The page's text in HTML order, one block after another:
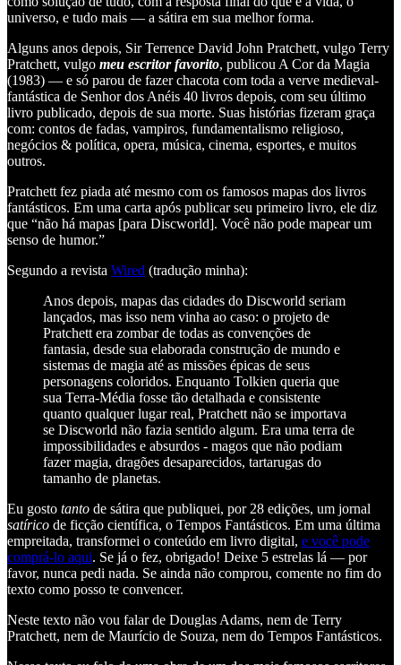
universo, e tudo mais — a sátira em sua melhor forma.
Alguns anos depois, Sir Terrence David John Pratchett, vulgo Terry
Pratchett, vulgo meu escritor favorito, publicou A Cor da Magia
(1983) — e só parou de fazer chacota com toda a verve medieval-
fantástica de Senhor dos Anéis 40 livros depois, com seu último
livro publicado, depois de sua morte. Suas histórias fizeram graça
com: contos de fadas, vampiros, fundamentalismo religioso,
negócios & política, opera, música, cinema, esportes, e muitos
outros.
Pratchett fez piada até mesmo com os famosos mapas dos livros
fantásticos. Em uma carta após publicar seu primeiro livro, ele diz
que “não há mapas [para Discworld]. Você não pode mapear um
senso de humor.”
Segundo a revista Wired (tradução minha):
Anos depois, mapas das cidades do Discworld seriam
lançados, mas isso nem vinha ao caso: o projeto de
Pratchett era zombar de todas as convenções de
fantasia, desde sua elaborada construção de mundo e
sistemas de magia até as missões épicas de seus
personagens coloridos. Enquanto Tolkien queria que
sua Terra-Média fosse tão detalhada e consistente
quanto qualquer lugar real, Pratchett não se importava
se Discworld não fazia sentido algum. Era uma terra de
impossibilidades e absurdos - magos que não podiam
fazer magia, dragões desaparecidos, tartarugas do
tamanho de planetas.
Eu gosto tanto de sátira que publiquei, por 28 edições, um jornal
satírico de ficção científica, o Tempos Fantásticos. Em uma última
empreitada, transformei o conteúdo em livro digital, e você pode
comprá-lo aqui. Se já o fez, obrigado! Deixe 5 estrelas lá — por
favor, nunca pedi nada. Se ainda não comprou, comente no fim do
texto como posso te convencer.
Neste texto não vou falar de Douglas Adams, nem de Terry
Pratchett, nem de Maurício de Souza, nem do Tempos Fantásticos.